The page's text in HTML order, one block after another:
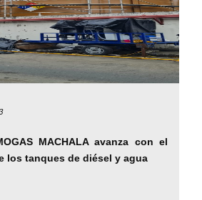
MACHALA avanza con el
los tanques de diésel y agua